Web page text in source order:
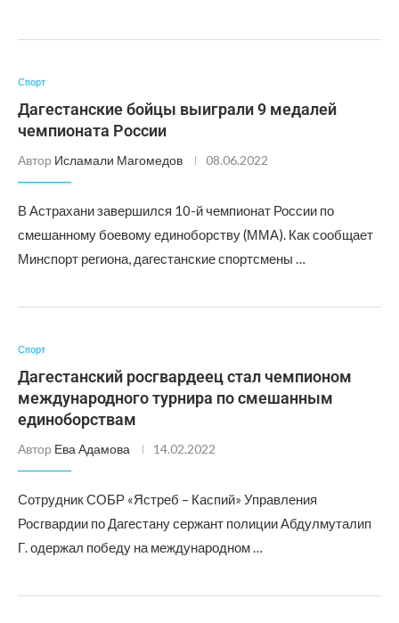
Спорт
Дагестанские бойцы выиграли 9 медалей
чемпионата России
Автор Исламали Магомедов 08.06.2022
В Астрахани завершился 10-й чемпионат России по
смешанному боевому единоборству (ММА). Как сообщает
Минспорт региона, дагестанские спортсмены …
Спорт
Дагестанский росгвардеец стал чемпионом
международного турнира по смешанным
единоборствам
Автор Ева Адамова 14.02.2022
Сотрудник СОБР «Ястреб – Каспий» Управления
Росгвардии по Дагестану сержант полиции Абдулмуталип
Г. одержал победу на международном …